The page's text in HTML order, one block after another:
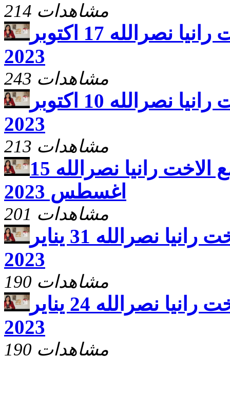
214 مشاهدات
يارب ارحم مع الاخت رانيا نصرالله 17 اكتوبر
2023
243 مشاهدات
يارب ارحم مع الاخت رانيا نصرالله 10 اكتوبر
2023
213 مشاهدات
يارب ارحم مع الاخت رانيا نصرالله 15
اغسطس 2023
201 مشاهدات
يارب ارحم مع الاخت رانيا نصرالله 31 يناير
2023
190 مشاهدات
يارب ارحم مع الاخت رانيا نصرالله 24 يناير
2023
190 مشاهدات